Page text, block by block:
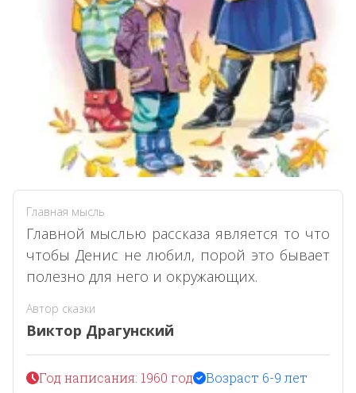
Главная мысль
Главной мыслью рассказа является то что
чтобы Денис не любил, порой это бывает
полезно для него и окружающих.
Автор сказки
Виктор Драгунский
Год написания: 1960 год Возраст 6-9 лет